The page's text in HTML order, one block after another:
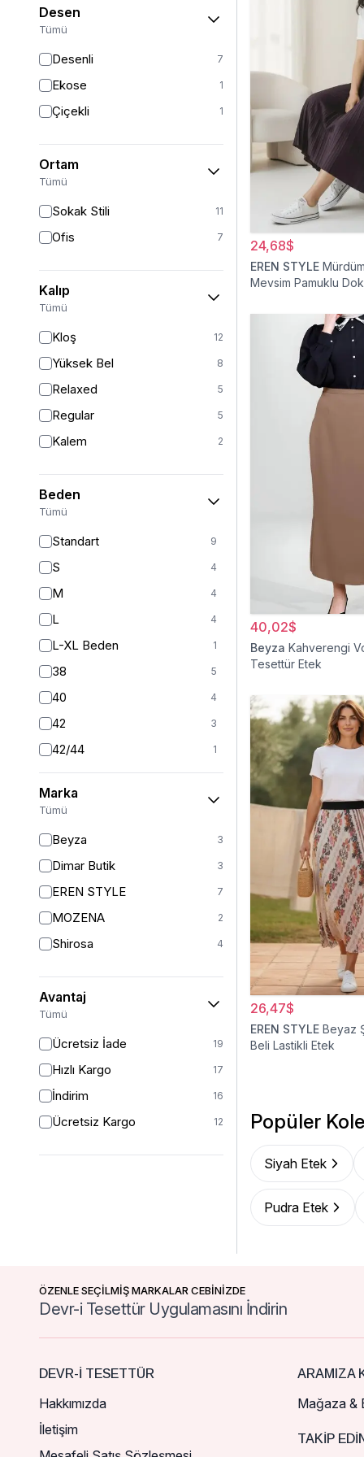
Desen
Tümü
Desenli 7
Ekose 1
Çiçekli 1
Ortam
Tümü
Sokak Stili 11
Ofis 7
Kalıp
Tümü
Kloş 12
Yüksek Bel 8
Relaxed 5
Regular 5
Kalem 2
Beden
Tümü
Standart 9
S 4
M 4
L 4
L-XL Beden 1
38 5
40 4
42 3
42/44 1
44 1
46 1
Marka
Tümü
Beyza 3
Dimar Butik 3
EREN STYLE 7
MOZENA 2
Shirosa 4
Avantaj
Tümü
Ücretsiz İade 19
Hızlı Kargo 17
İndirim 16
Ücretsiz Kargo 12
24,68$
EREN STYLE
Mevsim Pamuklu
40,02$
Beyza Kahverengi
Tesettür Etek
26,47$
EREN STYLE Beyaz
Beli Lastikli Etek
Popüler
Siyah Etek
Pudra Etek
ÖZENLE SEÇİLMİŞ MARKALAR CEBİNİZDE
Devr-i Tesettür Uygulamasını İndirin
DEVR-I TESETTÜR
Hakkımızda
İletişim
ARAMIZA
Mağaza &
TAKIP